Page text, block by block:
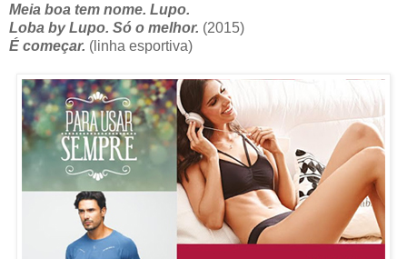
Meia boa tem nome. Lupo.
Loba by Lupo. Só o melhor. (2015)
É começar. (linha esportiva)